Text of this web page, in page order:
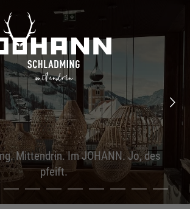
Mittendrin. Im JOHANN. Jo, des
pfeift.